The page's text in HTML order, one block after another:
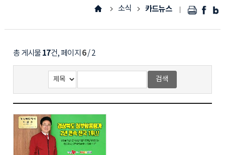
한국매니페스토 실천본부
도민과 함께
도지사에게 바란다
도민행복제안
운영안내
아이디어제안
도지사 일정
카드뉴스
소식 카드뉴스
총 게시물17건, 페이지 6/ 2